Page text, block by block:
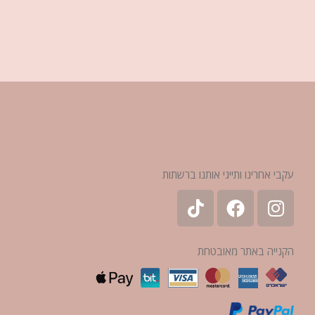
עקבי אחרינו ותייגי אותנו ברשתות
הקנייה באתר מאובטחת